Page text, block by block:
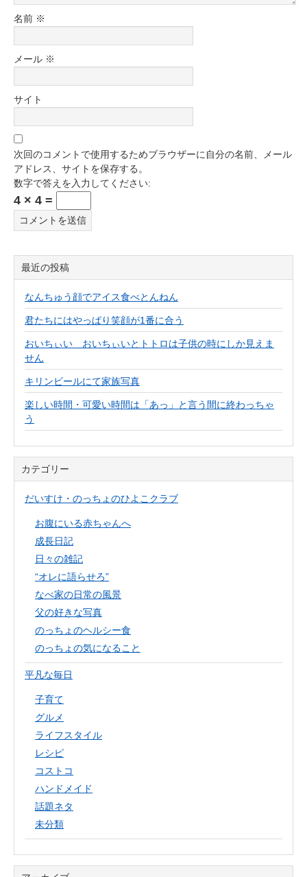
名前 ※
メール ※
サイト
次回のコメントで使用するためブラウザーに自分の名前、メール
アドレス、サイトを保存する。
数字で答えを入力してください:
4 × 4 =
最近の投稿
なんちゅう顔でアイス食べとんねん
君たちにはやっぱり笑顔が1番に合う
おいちぃい おいちぃいとトトロは子供の時にしか見えま
せん
キリンビールにて家族写真
楽しい時間・可愛い時間は「あっ」と言う間に終わっちゃ
う
カテゴリー
だいすけ・のっちょのひよこクラブ
お腹にいる赤ちゃんへ
成長日記
日々の雑記
“オレに語らせろ”
なべ家の日常の風景
父の好きな写真
のっちょのヘルシー食
のっちょの気になること
平凡な毎日
子育て
グルメ
ライフスタイル
レシピ
コストコ
ハンドメイド
話題ネタ
未分類